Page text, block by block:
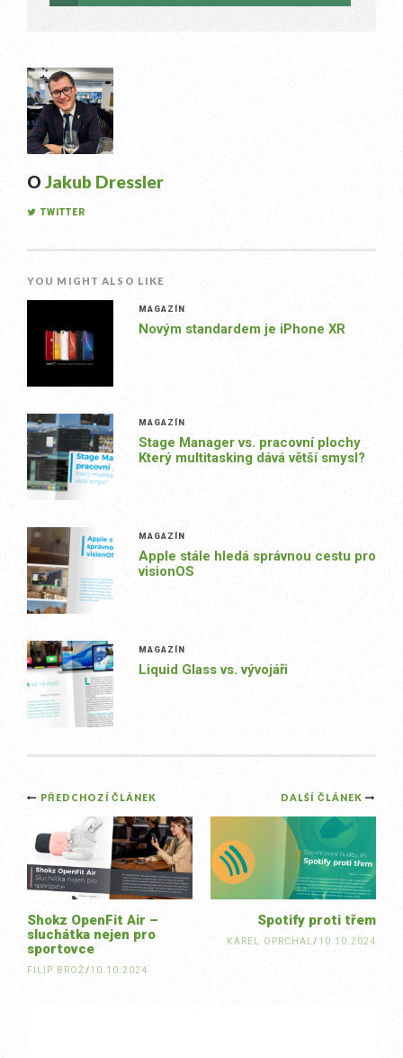
O Jakub Dressler
TWITTER
YOU MIGHT ALSO LIKE
MAGAZÍN
Novým standardem je iPhone XR
MAGAZÍN
Stage Manager vs. pracovní plochy
Který multitasking dává větší smysl?
MAGAZÍN
Apple stále hledá správnou cestu pro
visionOS
MAGAZÍN
Liquid Glass vs. vývojáři
Post
navigation
DALŠÍ ČLÁNEK
Spotify proti třem
KAREL OPRCHAL/ 10.10.2024
PŘEDCHOZÍ ČLÁNEK
Shokz OpenFit Air –
sluchátka nejen pro
sportovce
FILIP BROŽ/10.10.2024